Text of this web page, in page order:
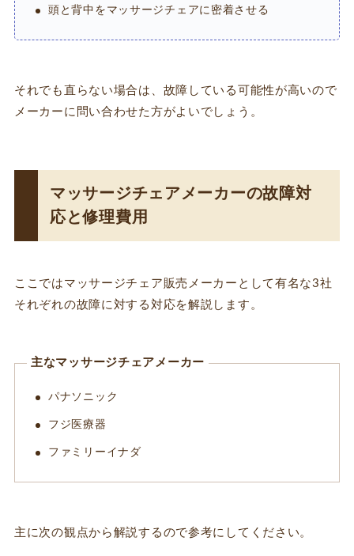
頭と背中をマッサージチェアに密着させる
それでも直らない場合は、故障している可能性が高いので
メーカーに問い合わせた方がよいでしょう。
マッサージチェアメーカーの故障対
応と修理費用
ここではマッサージチェア販売メーカーとして有名な3社
それぞれの故障に対する対応を解説します。
主なマッサージチェアメーカー
パナソニック
フジ医療器
ファミリーイナダ
主に次の観点から解説するので参考にしてください。